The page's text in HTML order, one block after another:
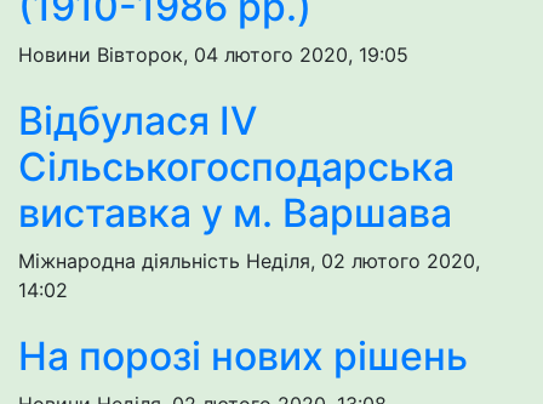
Новини Вівторок, 04 лютого 2020, 19:05
Відбулася IV
Сільськогосподарська
виставка у м. Варшава
Міжнародна діяльність Неділя, 02 лютого 2020,
14:02
На порозі нових рішень